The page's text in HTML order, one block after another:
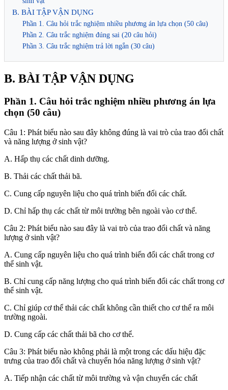
B. BÀI TẬP VẬN DỤNG
Phần 1. Câu hỏi trắc nghiệm nhiều phương án lựa chọn (50 câu)
Phần 2. Câu trắc nghiệm đúng sai (20 câu hỏi)
Phần 3. Câu trắc nghiệm trả lời ngắn (30 câu)
B. BÀI TẬP VẬN DỤNG
Phần 1. Câu hỏi trắc nghiệm nhiều phương án lựa
chọn (50 câu)
Câu 1: Phát biểu nào sau đây không đúng là vai trò của trao đổi chất
và năng lượng ở sinh vật?
A. Hấp thụ các chất dinh dưỡng.
B. Thải các chất thải bã.
C. Cung cấp nguyên liệu cho quá trình biến đổi các chất.
D. Chỉ hấp thụ các chất từ môi trường bên ngoài vào cơ thể.
Câu 2: Phát biểu nào sau đây là vai trò của trao đổi chất và năng
lượng ở sinh vật?
A. Cung cấp nguyên liệu cho quá trình biến đổi các chất trong cơ
thể sinh vật.
B. Chỉ cung cấp năng lượng cho quá trình biến đổi các chất trong cơ
thể sinh vật.
C. Chỉ giúp cơ thể thải các chất không cần thiết cho cơ thể ra môi
trường ngoài.
D. Cung cấp các chất thải bã cho cơ thể.
Câu 3: Phát biểu nào không phải là một trong các dấu hiệu đặc
trưng của trao đổi chất và chuyển hóa năng lượng ở sinh vật?
A. Tiếp nhận các chất từ môi trường và vận chuyển các chất